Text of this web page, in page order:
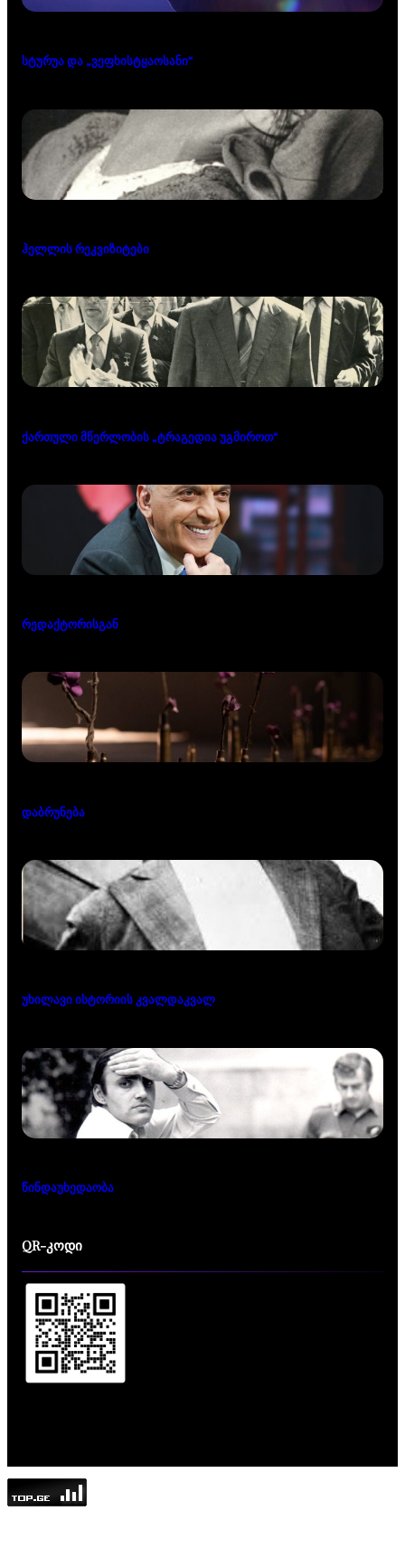
სტურუა და „ვეფხისტყაოსანი“
ჰელლის რეკვიზიტები
ქართული მწერლობის „ტრაგედია უგმიროთ“
რედაქტორისგან
დაბრუნება
უხილავი ისტორიის კვალდაკვალ
წინდაუხედაობა
QR-კოდი